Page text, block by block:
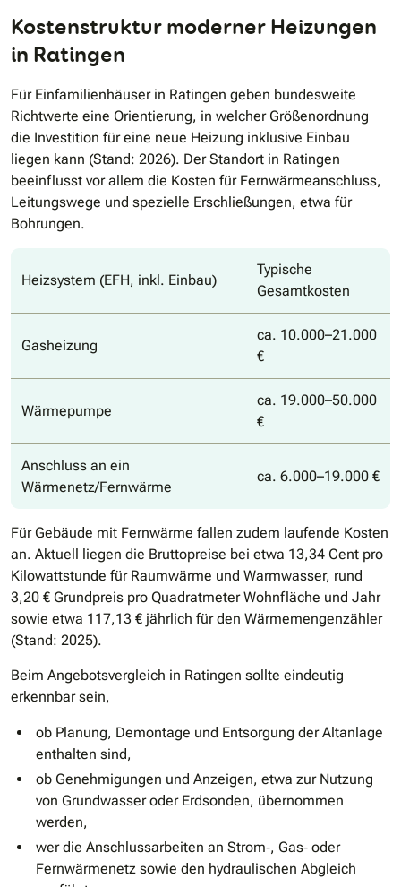
Kostenstruktur moderner Heizungen
in Ratingen
Für Einfamilienhäuser in Ratingen geben bundesweite
Richtwerte eine Orientierung, in welcher Größenordnung
die Investition für eine neue Heizung inklusive Einbau
liegen kann (Stand: 2026). Der Standort in Ratingen
beeinflusst vor allem die Kosten für Fernwärmeanschluss,
Leitungswege und spezielle Erschließungen, etwa für
Bohrungen.
Heizsystem (EFH, inkl. Einbau)
Typische
Gesamtkosten
Gasheizung
ca. 10.000–21.000
€
Wärmepumpe
ca. 19.000–50.000
€
Anschluss an ein
Wärmenetz/Fernwärme
ca. 6.000–19.000 €
Für Gebäude mit Fernwärme fallen zudem laufende Kosten
an. Aktuell liegen die Bruttopreise bei etwa 13,34 Cent pro
Kilowattstunde für Raumwärme und Warmwasser, rund
3,20 € Grundpreis pro Quadratmeter Wohnfläche und Jahr
sowie etwa 117,13 € jährlich für den Wärmemengenzähler
(Stand: 2025).
Beim Angebotsvergleich in Ratingen sollte eindeutig
erkennbar sein,
ob Planung, Demontage und Entsorgung der Altanlage
enthalten sind,
ob Genehmigungen und Anzeigen, etwa zur Nutzung
von Grundwasser oder Erdsonden, übernommen
werden,
wer die Anschlussarbeiten an Strom‐, Gas‐ oder
Fernwärmenetz sowie den hydraulischen Abgleich